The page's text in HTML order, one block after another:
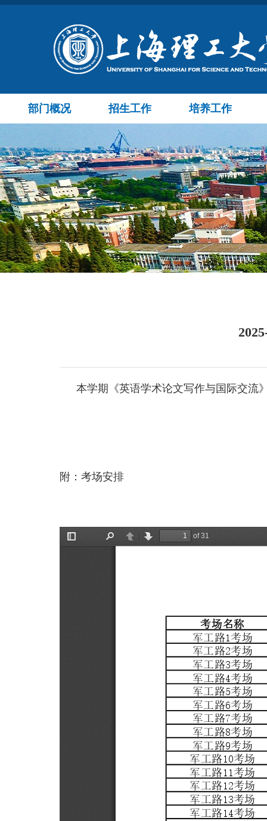
部门概况 招生工作 培养工作
本学期《英语学术论文写作与国际交流
附：考场安排